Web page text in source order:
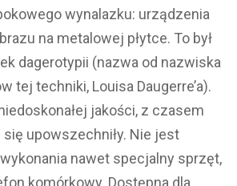
wynalazku: urządzenia
na metalowej płytce. To był
dagerotypii (nazwa od nazwiska
tej techniki, Louisa Daugerre’a).
jakości, z czasem
upowszechniły. Nie jest
nawet specjalny sprzęt,
komórkowy. Dostępna dla